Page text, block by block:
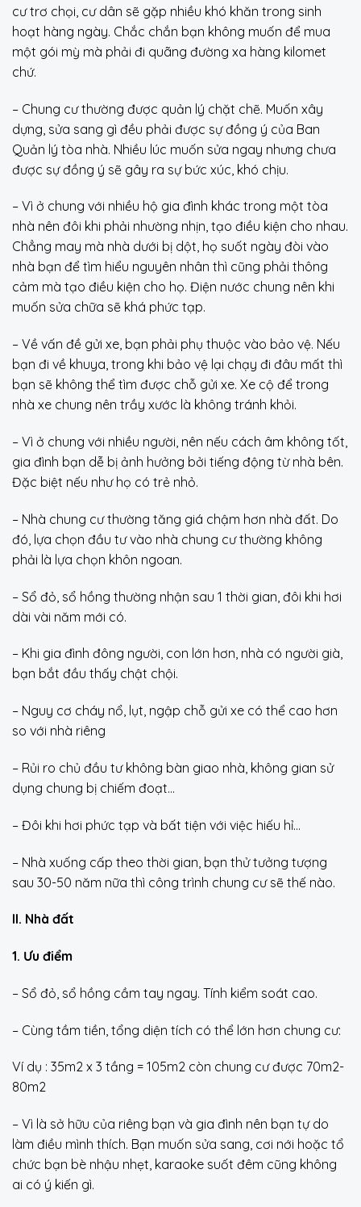
cư trơ chọi, cư dân sẽ gặp nhiều khó khăn trong sinh
hoạt hàng ngày. Chắc chắn bạn không muốn để mua
một gói mỳ mà phải đi quãng đường xa hàng kilomet
chứ.
– Chung cư thường được quản lý chặt chẽ. Muốn xây
dựng, sửa sang gì đều phải được sự đồng ý của Ban
Quản lý tòa nhà. Nhiều lúc muốn sửa ngay nhưng chưa
được sự đồng ý sẽ gây ra sự bức xúc, khó chịu.
– Vì ở chung với nhiều hộ gia đình khác trong một tòa
nhà nên đôi khi phải nhường nhịn, tạo điều kiện cho nhau.
Chẳng may mà nhà dưới bị dột, họ suốt ngày đòi vào
nhà bạn để tìm hiểu nguyên nhân thì cũng phải thông
cảm mà tạo điều kiện cho họ. Điện nước chung nên khi
muốn sửa chữa sẽ khá phức tạp.
– Về vấn đề gửi xe, bạn phải phụ thuộc vào bảo vệ. Nếu
bạn đi về khuya, trong khi bảo vệ lại chạy đi đâu mất thì
bạn sẽ không thể tìm được chỗ gửi xe. Xe cộ để trong
nhà xe chung nên trầy xước là không tránh khỏi.
– Vì ở chung với nhiều người, nên nếu cách âm không tốt,
gia đình bạn dễ bị ảnh hưởng bởi tiếng động từ nhà bên.
Đặc biệt nếu như họ có trẻ nhỏ.
– Nhà chung cư thường tăng giá chậm hơn nhà đất. Do
đó, lựa chọn đầu tư vào nhà chung cư thường không
phải là lựa chọn khôn ngoan.
– Sổ đỏ, sổ hồng thường nhận sau 1 thời gian, đôi khi hơi
dài vài năm mới có.
– Khi gia đình đông người, con lớn hơn, nhà có người già,
bạn bắt đầu thấy chật chội.
– Nguy cơ cháy nổ, lụt, ngập chỗ gửi xe có thể cao hơn
so với nhà riêng
– Rủi ro chủ đầu tư không bàn giao nhà, không gian sử
dụng chung bị chiếm đoạt…
– Đôi khi hơi phức tạp và bất tiện với việc hiếu hỉ…
– Nhà xuống cấp theo thời gian, bạn thử tưởng tượng
sau 30-50 năm nữa thì công trình chung cư sẽ thế nào.
II. Nhà đất
1. Ưu điểm
– Sổ đỏ, sổ hồng cầm tay ngay. Tính kiểm soát cao.
– Cùng tầm tiền, tổng diện tích có thể lớn hơn chung cư:
Ví dụ : 35m2 x 3 tầng = 105m2 còn chung cư được 70m2-
80m2
– Vì là sở hữu của riêng bạn và gia đình nên bạn tự do
làm điều mình thích. Bạn muốn sửa sang, cơi nới hoặc tổ
chức bạn bè nhậu nhẹt, karaoke suốt đêm cũng không
ai có ý kiến gì.